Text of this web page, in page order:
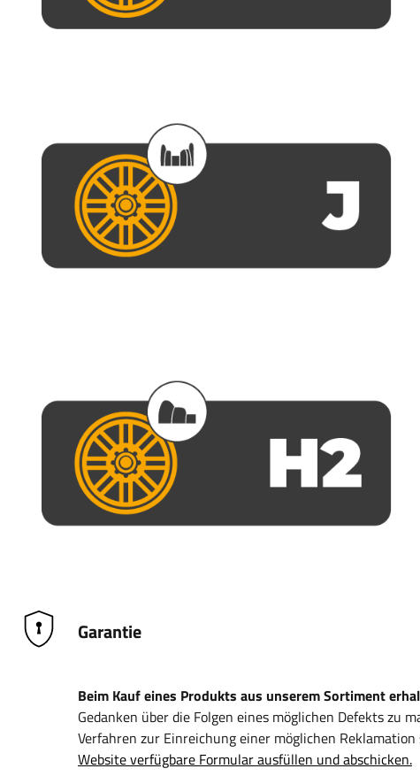
Garantie
Beim Kauf eines Produkts aus unserem Sortiment
Gedanken über die Folgen eines möglichen Defekts zu
Verfahren zur Einreichung einer möglichen
Website verfügbare Formular ausfüllen und abschicken.